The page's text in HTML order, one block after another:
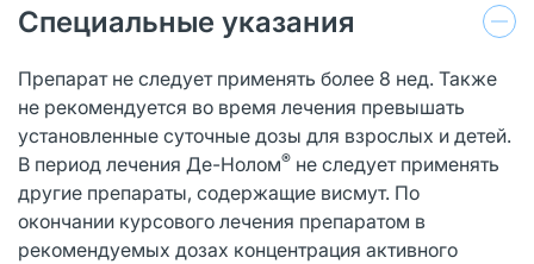
Специальные указания
Препарат не следует применять более 8 нед. Также
не рекомендуется во время лечения превышать
установленные суточные дозы для взрослых и детей.
В период лечения Де-Нолом® не следует применять
другие препараты, содержащие висмут. По
окончании курсового лечения препаратом в
рекомендуемых дозах концентрация активного